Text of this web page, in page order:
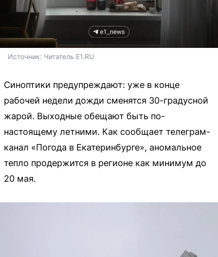
Источник: Читатель E1.RU
Синоптики предупреждают: уже в конце
рабочей недели дожди сменятся 30-градусной
жарой. Выходные обещают быть по-
настоящему летними. Как сообщает телеграм-
канал «Погода в Екатеринбурге», аномальное
тепло продержится в регионе как минимум до
20 мая.